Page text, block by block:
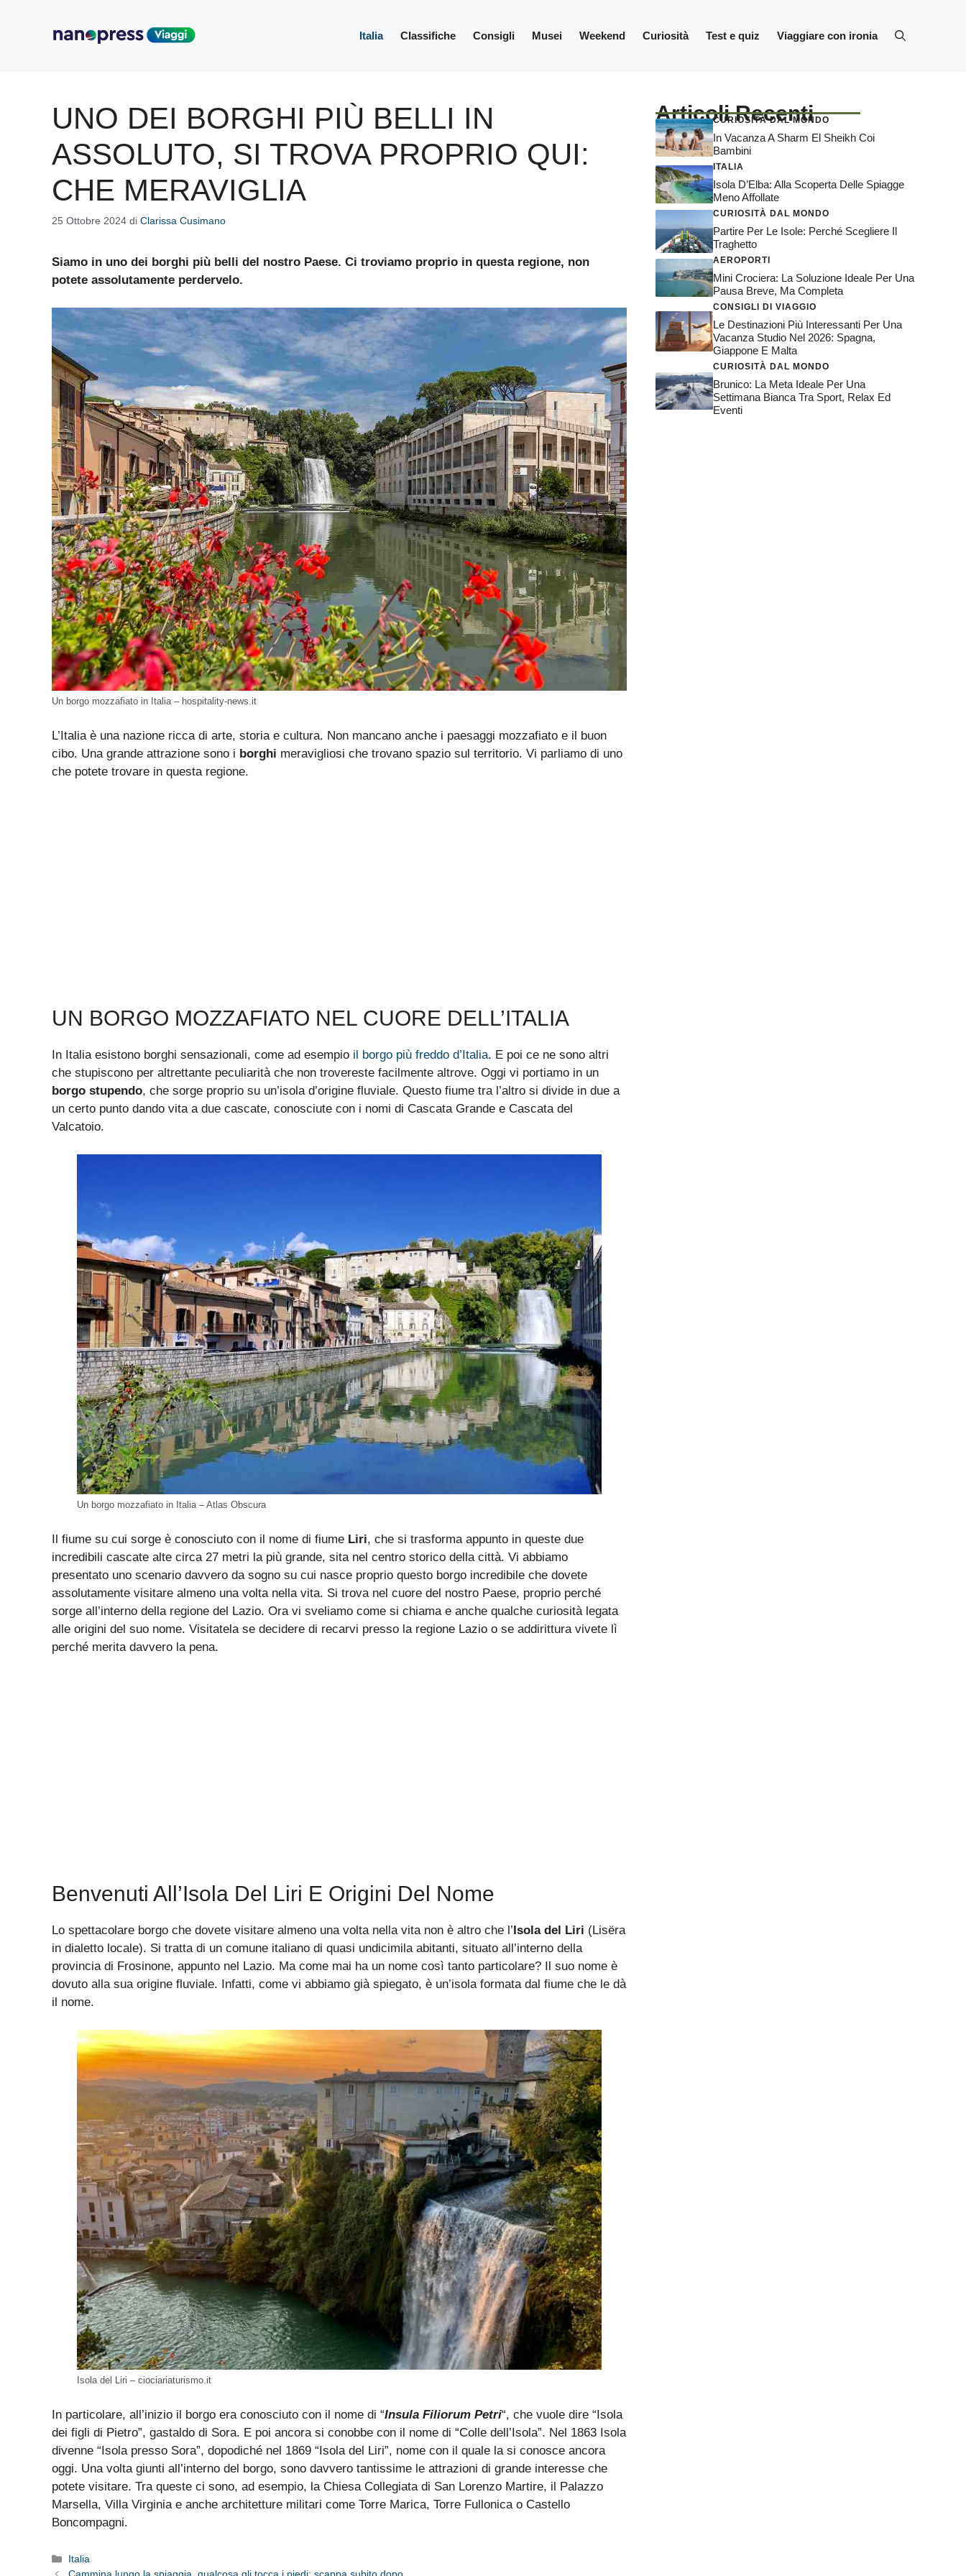
Italia Classifiche Consigli Musei Weekend Curiosità Test e quiz Viaggiare con ironia
UNO DEI BORGHI PIÙ BELLI IN
ASSOLUTO, SI TROVA PROPRIO QUI:
CHE MERAVIGLIA
25 Ottobre 2024 di Clarissa Cusimano
Siamo in uno dei borghi più belli del nostro Paese. Ci troviamo proprio in questa regione, non
potete assolutamente perdervelo.
Un borgo mozzafiato in Italia – hospitality-news.it
L’Italia è una nazione ricca di arte, storia e cultura. Non mancano anche i paesaggi mozzafiato e il buon
cibo. Una grande attrazione sono i borghi meravigliosi che trovano spazio sul territorio. Vi parliamo di uno
che potete trovare in questa regione.
UN BORGO MOZZAFIATO NEL CUORE DELL’ITALIA
In Italia esistono borghi sensazionali, come ad esempio il borgo più freddo d’Italia. E poi ce ne sono altri
che stupiscono per altrettante peculiarità che non trovereste facilmente altrove. Oggi vi portiamo in un
borgo stupendo, che sorge proprio su un’isola d’origine fluviale. Questo fiume tra l’altro si divide in due a
un certo punto dando vita a due cascate, conosciute con i nomi di Cascata Grande e Cascata del
Valcatoio.
Un borgo mozzafiato in Italia – Atlas Obscura
Il fiume su cui sorge è conosciuto con il nome di fiume Liri, che si trasforma appunto in queste due
incredibili cascate alte circa 27 metri la più grande, sita nel centro storico della città. Vi abbiamo
presentato uno scenario davvero da sogno su cui nasce proprio questo borgo incredibile che dovete
assolutamente visitare almeno una volta nella vita. Si trova nel cuore del nostro Paese, proprio perché
sorge all’interno della regione del Lazio. Ora vi sveliamo come si chiama e anche qualche curiosità legata
alle origini del suo nome. Visitatela se decidere di recarvi presso la regione Lazio o se addirittura vivete lì
perché merita davvero la pena.
Benvenuti All’Isola Del Liri E Origini Del Nome
Lo spettacolare borgo che dovete visitare almeno una volta nella vita non è altro che l’Isola del Liri (Lisëra
in dialetto locale). Si tratta di un comune italiano di quasi undicimila abitanti, situato all’interno della
provincia di Frosinone, appunto nel Lazio. Ma come mai ha un nome così tanto particolare? Il suo nome è
dovuto alla sua origine fluviale. Infatti, come vi abbiamo già spiegato, è un’isola formata dal fiume che le dà
il nome.
Isola del Liri – ciociariaturismo.it
In particolare, all’inizio il borgo era conosciuto con il nome di “Insula Filiorum Petri“, che vuole dire “Isola
dei figli di Pietro”, gastaldo di Sora. E poi ancora si conobbe con il nome di “Colle dell’Isola”. Nel 1863 Isola
divenne “Isola presso Sora”, dopodiché nel 1869 “Isola del Liri”, nome con il quale la si conosce ancora
oggi. Una volta giunti all’interno del borgo, sono davvero tantissime le attrazioni di grande interesse che
potete visitare. Tra queste ci sono, ad esempio, la Chiesa Collegiata di San Lorenzo Martire, il Palazzo
Marsella, Villa Virginia e anche architetture militari come Torre Marica, Torre Fullonica o Castello
Boncompagni.
Categorie
Italia
Articoli Recenti
CURIOSITÀ DAL MONDO
In Vacanza A Sharm El Sheikh Coi
Bambini
ITALIA
Isola D’Elba: Alla Scoperta Delle Spiagge
Meno Affollate
CURIOSITÀ DAL MONDO
Partire Per Le Isole: Perché Scegliere Il
Traghetto
AEROPORTI
Mini Crociera: La Soluzione Ideale Per Una
Pausa Breve, Ma Completa
CONSIGLI DI VIAGGIO
Le Destinazioni Più Interessanti Per Una
Vacanza Studio Nel 2026: Spagna,
Giappone E Malta
CURIOSITÀ DAL MONDO
Brunico: La Meta Ideale Per Una
Settimana Bianca Tra Sport, Relax Ed
Eventi